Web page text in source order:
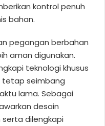
kontrol penuh
bahan.
pegangan berbahan
aman digunakan.
teknologi khusus
tetap seimbang
lama. Sebagai
desain
dilengkapi